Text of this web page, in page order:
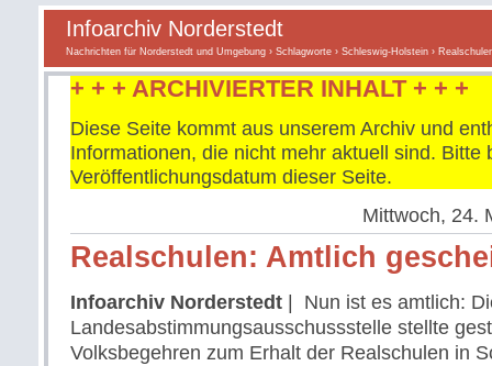
Infoarchiv Norderstedt
Nachrichten für Norderstedt und Umgebung › Schlagworte › Schleswig-Holstein ›
+ + + ARCHIVIERTER INHALT + + +
Diese Seite kommt aus unserem Archiv und
Informationen, die nicht mehr aktuell sind. Bitte
Veröffentlichungsdatum dieser Seite.
Mittwoch, 24.
Realschulen: Amtlich
Infoarchiv Norderstedt | Nun ist es amtlich:
Landesabstimmungsausschussstelle stellte
Volksbegehren zum Erhalt der Realschulen in